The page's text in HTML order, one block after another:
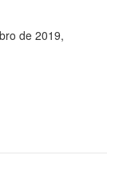
de 2019,